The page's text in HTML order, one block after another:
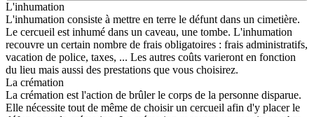
L'inhumation
L'inhumation consiste à mettre en terre le défunt dans un cimetière.
Le cercueil est inhumé dans un caveau, une tombe. L'inhumation
recouvre un certain nombre de frais obligatoires : frais administratifs,
vacation de police, taxes, ... Les autres coûts varieront en fonction
du lieu mais aussi des prestations que vous choisirez.
La crémation
La crémation est l'action de brûler le corps de la personne disparue.
Elle nécessite tout de même de choisir un cercueil afin d'y placer le